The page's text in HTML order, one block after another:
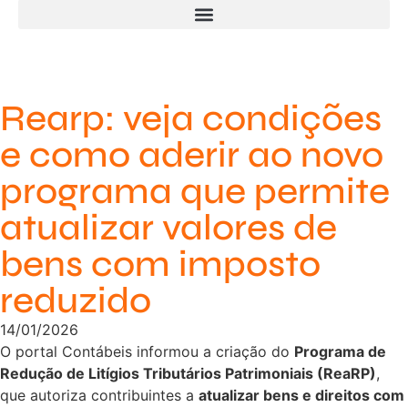
Rearp: veja condições
e como aderir ao novo
programa que permite
atualizar valores de
bens com imposto
reduzido
14/01/2026
O portal Contábeis informou a criação do Programa de
Redução de Litígios Tributários Patrimoniais (ReaRP),
que autoriza contribuintes a atualizar bens e direitos com